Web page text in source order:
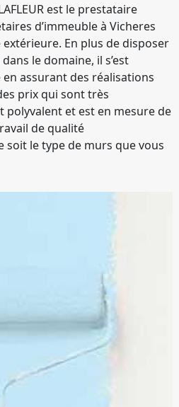
est le prestataire
d’immeuble à Vicheres
En plus de disposer
le domaine, il s’est
assurant des réalisations
prix qui sont très
polyvalent et est en mesure de
de qualité
soit le type de murs que vous